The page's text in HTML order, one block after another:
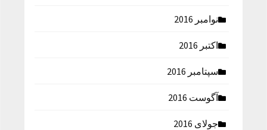
نوامبر 2016
اکتبر 2016
سپتامبر 2016
آگوست 2016
جولای 2016